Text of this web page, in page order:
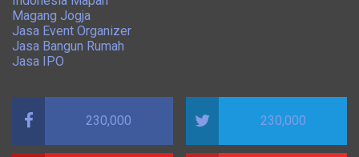
Magang Jogja
Jasa Event Organizer
Jasa Bangun Rumah
Jasa IPO
230,000 230,000